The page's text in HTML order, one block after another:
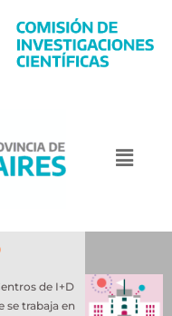
de I+D
se trabaja en